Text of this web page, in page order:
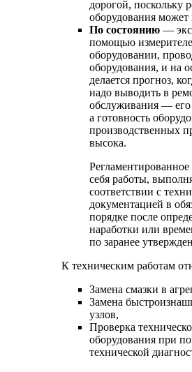
дорогой, поскольку
оборудования может
По состоянию —
помощью
оборудовании,
оборудования, и на
делается прогноз,
надо выводить в
обслуживания — его
а готовность
производственных
высока.
себя работы,
соответствии с
документацией в
порядке после
наработки или
по заранее
К техническим работам
Замена смазки в
Замена
узлов,
Проверка
оборудования при
технической